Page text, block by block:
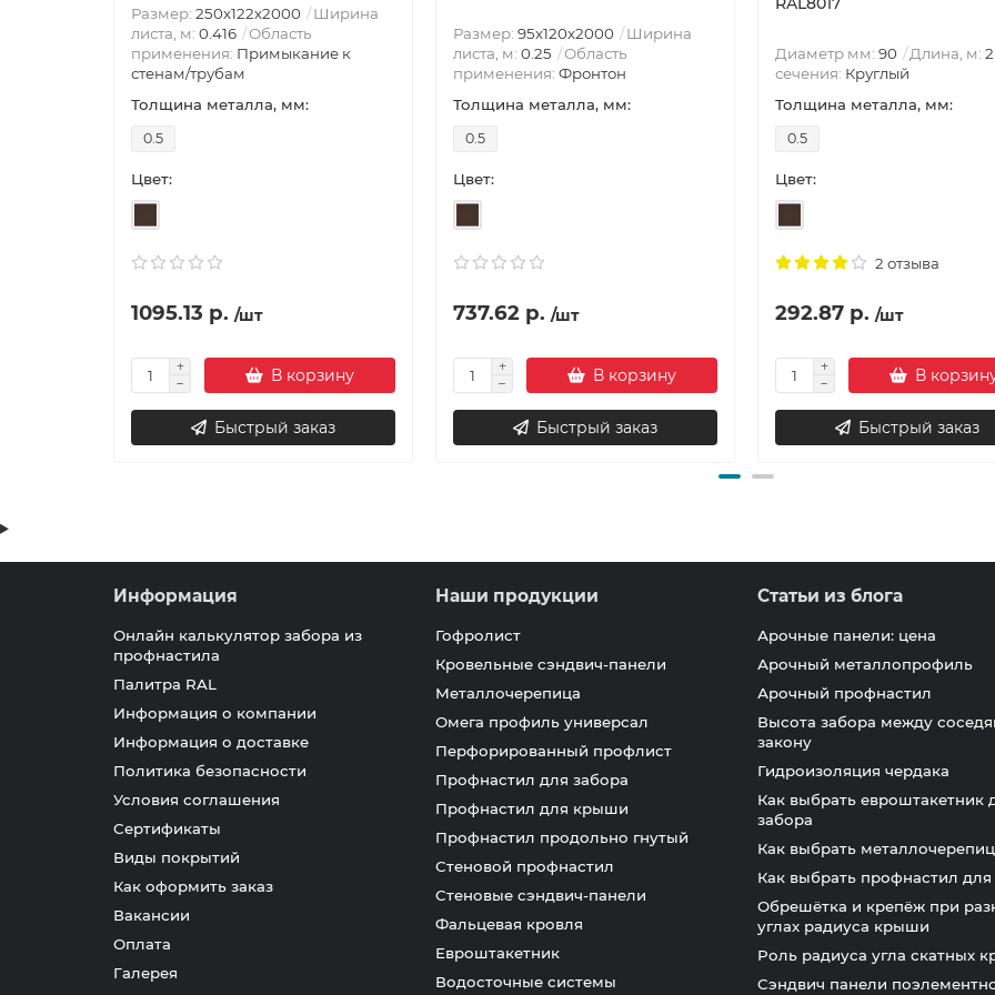
Размер: 250х122х2000
Ширина
листа, м: 0.416
Область
применения: Примыкание к
стенам/трубам
Толщина металла, мм:
0.5
Цвет:
1095.13 р. /шт
В корзину
Быстрый заказ
Размер: 95х120х2000
Ширина
листа, м: 0.25
Область
применения: Фронтон
Толщина металла, мм:
0.5
Цвет:
737.62 р. /шт
В корзину
Быстрый заказ
Диаметр мм: 90 Длина, м: 2
сечения: Круглый
Толщина металла, мм:
0.5
Цвет:
2 отзыва
292.87 р. /шт
В
Быстрый заказ
Информация
Онлайн калькулятор забора из
профнастила
Палитра RAL
Информация о компании
Информация о доставке
Политика безопасности
Условия соглашения
Сертификаты
Виды покрытий
Как оформить заказ
Вакансии
Оплата
Галерея
Наши продукции
Гофролист
Кровельные сэндвич-панели
Металлочерепица
Омега профиль универсал
Перфорированный профлист
Профнастил для забора
Профнастил для крыши
Профнастил продольно гнутый
Стеновой профнастил
Стеновые сэндвич-панели
Фальцевая кровля
Евроштакетник
Водосточные системы
Статьи из блога
Арочные панели: цена
Арочный металлопрофиль
Арочный профнастил
Высота забора между
закону
Гидроизоляция чердака
Как выбрать евроштакетник
забора
Как выбрать
Как выбрать профнастил
Обрешётка и крепёж при
углах радиуса крыши
Роль радиуса угла скатных
Сэндвич панели